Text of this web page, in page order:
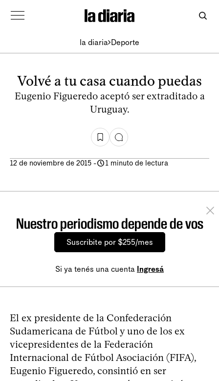
la diaria Deporte
Volvé a tu casa cuando puedas
Eugenio Figueredo aceptó ser extraditado a
Uruguay.
12 de noviembre de 2015 - 1 minuto de lectura
Nuestro periodismo depende de vos
Suscribite por $255/mes
Si ya tenés una cuenta Ingresá
El ex presidente de la Confederación
Sudamericana de Fútbol y uno de los ex
vicepresidentes de la Federación
Internacional de Fútbol Asociación (FIFA),
Eugenio Figueredo, consintió en ser